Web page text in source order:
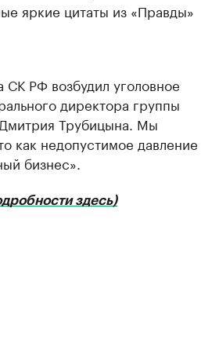
яркие цитаты из «Правды»
СК РФ возбудил уголовное
директора группы
Трубицына. Мы
как недопустимое давление
бизнес».
здесь)